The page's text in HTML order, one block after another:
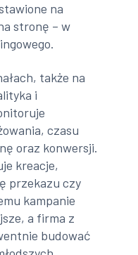
na
stronę – w
także na
i
czasu
oraz konwersji.
kreacje,
przekazu czy
kampanie
a firma z
budować